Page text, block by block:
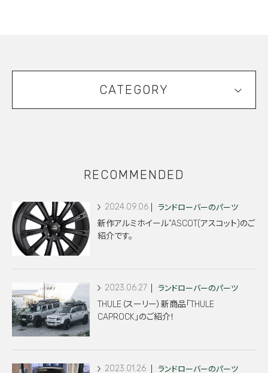
CATEGORY
RECOMMENDED
2024.09.06 ランドローバーのパーツ
新作アルミホイール”ASCOT(アスコット)のご
紹介です。
2023.06.27 ランドローバーのパーツ
THULE（スーリー）新商品「THULE
CAPROCK」のご紹介！
2023.01.26 ランドローバーのパーツ